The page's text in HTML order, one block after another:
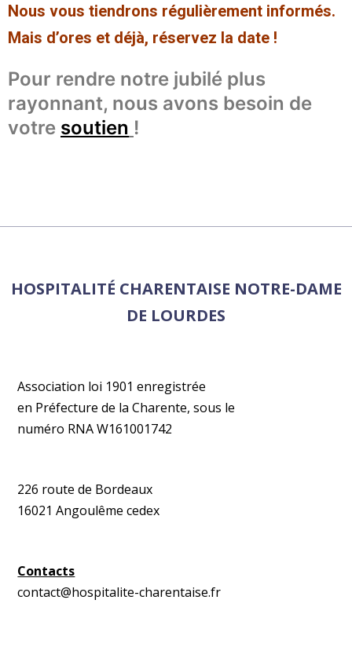
Nous vous tiendrons régulièrement informés.
Mais d’ores et déjà, réservez la date !
Pour rendre notre jubilé plus
rayonnant, nous avons besoin de
votre soutien !
HOSPITALITÉ CHARENTAISE NOTRE-DAME
DE LOURDES
Association loi 1901 enregistrée
en Préfecture de la Charente, sous le
numéro RNA W161001742
226 route de Bordeaux
16021 Angoulême cedex
Contacts
contact@hospitalite-charentaise.fr